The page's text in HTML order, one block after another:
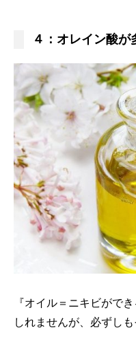
４：オレイン酸が
『オイル＝ニキビがで
しれませんが、必ずし